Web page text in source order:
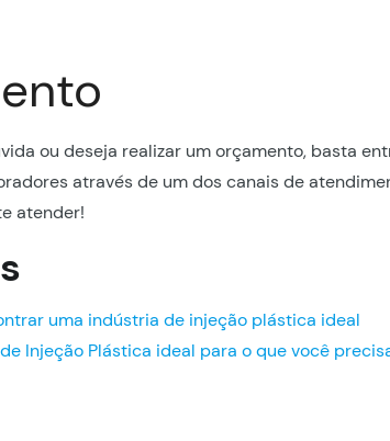
ou deseja realizar um orçamento, basta
através de um dos canais de
atender!
uma indústria de injeção plástica ideal
Injeção Plástica ideal para o que você